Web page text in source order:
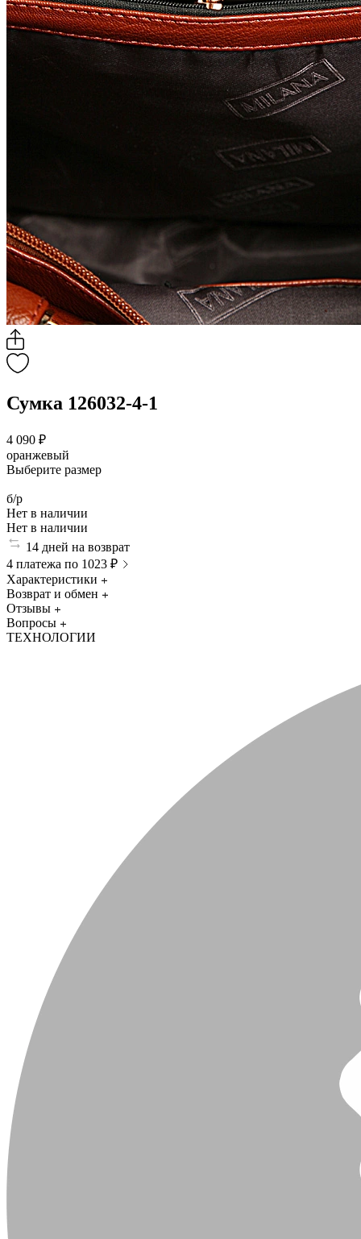
Сумка 126032-4-1
4 090 ₽
оранжевый
Выберите размер
б/р
Нет в наличии
Нет в наличии
14 дней на возврат
4 платежа по 1023 ₽
Характеристики
Возврат и обмен
Отзывы
Вопросы
ТЕХНОЛОГИИ